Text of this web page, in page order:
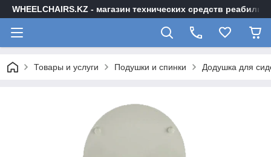
WHEELCHAIRS.KZ - магазин технических средств
Товары и услуги Подушки и спинки Додушка для